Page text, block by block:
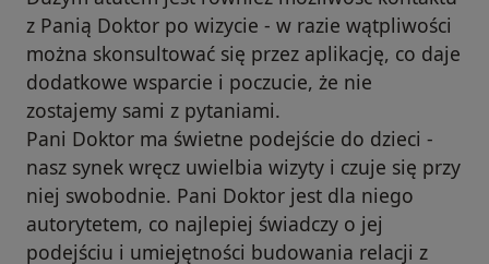
z Panią Doktor po wizycie - w razie wątpliwości
można skonsultować się przez aplikację, co daje
dodatkowe wsparcie i poczucie, że nie
zostajemy sami z pytaniami.
Pani Doktor ma świetne podejście do dzieci -
nasz synek wręcz uwielbia wizyty i czuje się przy
niej swobodnie. Pani Doktor jest dla niego
autorytetem, co najlepiej świadczy o jej
podejściu i umiejętności budowania relacji z